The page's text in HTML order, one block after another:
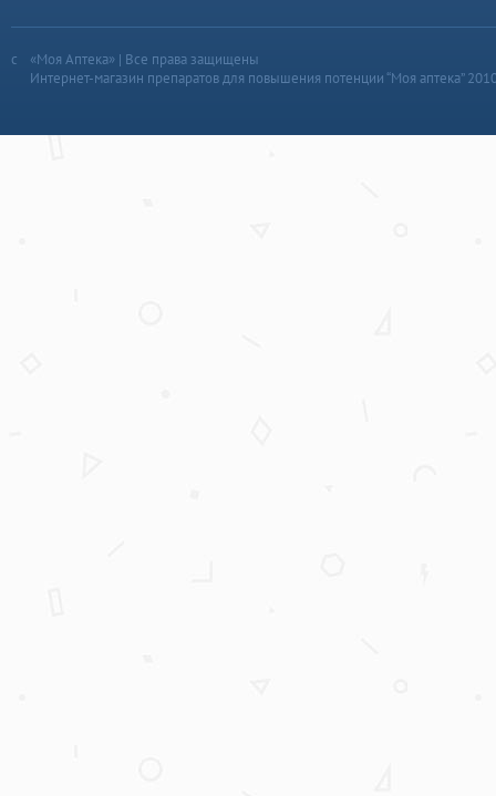
«Моя Аптека» | Все права защищены
Интернет-магазин препаратов для повышения потенции “Моя аптека”